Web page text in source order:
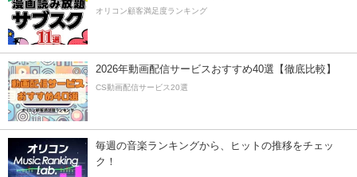
オリコン顧客満足度ランキング
2026年動画配信サービスおすすめ40選【徹底比較】
CS動画配信サービス20選
毎週の音楽ランキングから、ヒットの推移をチェッ
ク！